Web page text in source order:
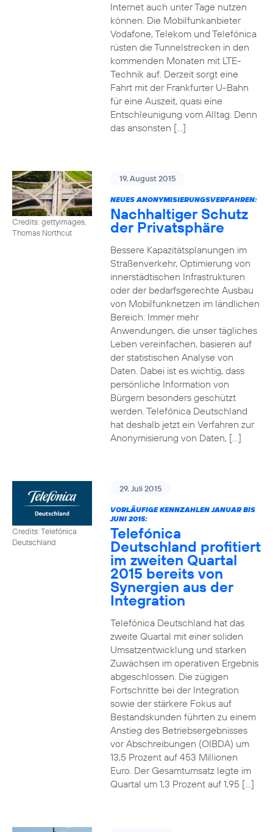
Internet auch unter Tage nutzen
können. Die Mobilfunkanbieter
Vodafone, Telekom und Telefónica
rüsten die Tunnelstrecken in den
kommenden Monaten mit LTE-
Technik auf. Derzeit sorgt eine
Fahrt mit der Frankfurter U-Bahn
für eine Auszeit, quasi eine
Entschleunigung vom Alltag. Denn
das ansonsten […]
Credits: gettyimages,
Thomas Northcut
19. August 2015
NEUES ANONYMISIERUNGSVERFAHREN:
Nachhaltiger Schutz
der Privatsphäre
Bessere Kapazitätsplanungen im
Straßenverkehr, Optimierung von
innerstädtischen Infrastrukturen
oder der bedarfsgerechte Ausbau
von Mobilfunknetzen im ländlichen
Bereich: Immer mehr
Anwendungen, die unser tägliches
Leben vereinfachen, basieren auf
der statistischen Analyse von
Daten. Dabei ist es wichtig, dass
persönliche Information von
Bürgern besonders geschützt
werden. Telefónica Deutschland
hat deshalb jetzt ein Verfahren zur
Anonymisierung von Daten, […]
Credits: Telefónica
Deutschland
29. Juli 2015
VORLÄUFIGE KENNZAHLEN JANUAR BIS
JUNI 2015:
Telefónica
Deutschland profitiert
im zweiten Quartal
2015 bereits von
Synergien aus der
Integration
Telefónica Deutschland hat das
zweite Quartal mit einer soliden
Umsatzentwicklung und starken
Zuwächsen im operativen Ergebnis
abgeschlossen. Die zügigen
Fortschritte bei der Integration
sowie der stärkere Fokus auf
Bestandskunden führten zu einem
Anstieg des Betriebsergebnisses
vor Abschreibungen (OIBDA) um
13,5 Prozent auf 453 Millionen
Euro. Der Gesamtumsatz legte im
Quartal um 1,3 Prozent auf 1,95 […]